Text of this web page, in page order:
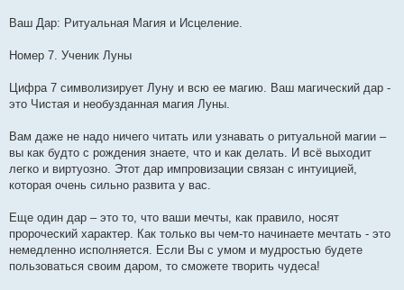
Ваш Дар: Ритуальная Магия и Исцеление.
Номер 7. Ученик Луны
Цифра 7 символизирует Луну и всю ее магию. Ваш магический дар -
это Чистая и необузданная магия Луны.
Вам даже не надо ничего читать или узнавать о ритуальной магии –
вы как будто с рождения знаете, что и как делать. И всё выходит
легко и виртуозно. Этот дар импровизации связан с интуицией,
которая очень сильно развита у вас.
Еще один дар – это то, что ваши мечты, как правило, носят
пророческий характер. Как только вы чем-то начинаете мечтать - это
немедленно исполняется. Если Вы с умом и мудростью будете
пользоваться своим даром, то сможете творить чудеса!